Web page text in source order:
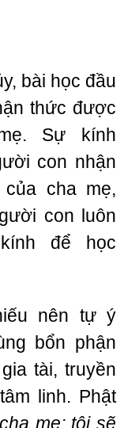
, bài học đầu
thức được
. Sự kính
con nhận
cha mẹ,
con luôn
để học
nên tự ý
bổn phận
gia tài, truyền
tâm linh. Phật
cha mẹ; tôi sẽ